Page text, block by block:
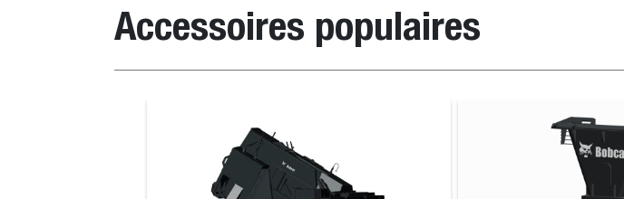
Accessoires populaires